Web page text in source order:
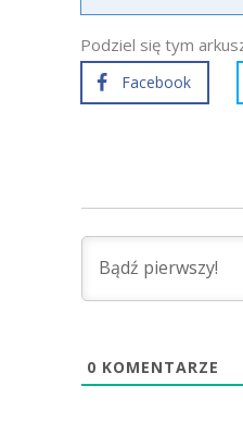
Podziel się tym
Facebook
0 KOMENTARZE